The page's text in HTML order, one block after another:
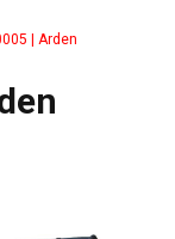
| Arden